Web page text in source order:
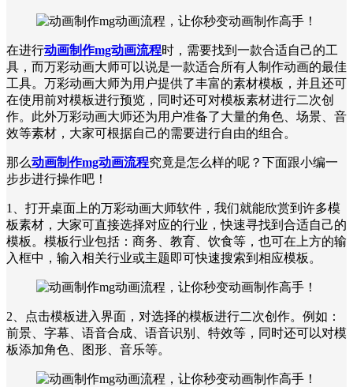
在进行动画制作mg动画流程时，需要找到一款合适自己的工
具，而万彩动画大师可以说是一款适合所有人制作动画的最佳
工具。万彩动画大师为用户提供了丰富的素材模板，并且还可
在使用前对模板进行预览，同时还可对模板素材进行二次创
作。此外万彩动画大师还为用户准备了大量的角色、场景、音
效等素材，大家可根据自己的需要进行自由的组合。
那么动画制作mg动画流程究竟是怎么样的呢？下面跟小编一
步步进行操作吧！
1、打开桌面上的万彩动画大师软件，我们就能欣赏到许多模
板素材，大家可直接选择对应的行业，快速寻找到合适自己的
模板。模板行业包括：商务、教育、饮食等，也可在上方的输
入框中，输入相关行业或主题即可快速搜索到相应模板。
2、点击模板进入界面，对选择的模板进行二次创作。例如：
前景、字幕、语音合成、语音识别、特效等，同时还可以对模
板添加角色、图形、音乐等。